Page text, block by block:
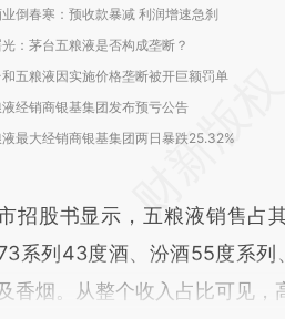
业倒春寒：预收款暴减 利润增速急刹
：茅台五粮液是否构成垄断？
五粮液因实施价格垄断被开巨额罚单
液经销商银基集团发布预亏公告
液最大经销商银基集团两日暴跌25.32%
市招股书显示，五粮液销售占
系列43度酒、汾酒55度系列
香烟。从整个收入占比可见，